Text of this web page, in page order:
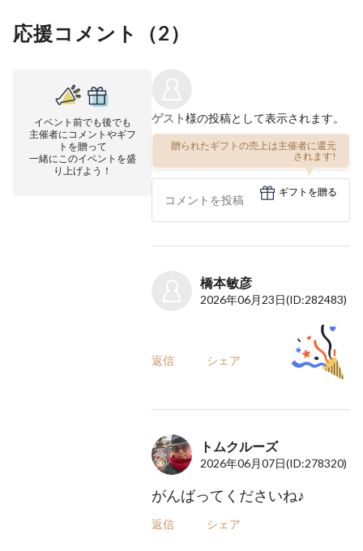
応援コメント（2）
イベント前でも後でも
主催者にコメントやギフ
トを贈って
一緒にこのイベントを盛
り上げよう！
ゲスト様の投稿として表示されます。
贈られたギフトの売上は主催者に還元
されます!
ギフトを贈る
橋本敏彦
2026年06月23日(ID:282483)
返信 シェア
トムクルーズ
2026年06月07日(ID:278320)
がんばってくださいね♪
返信 シェア